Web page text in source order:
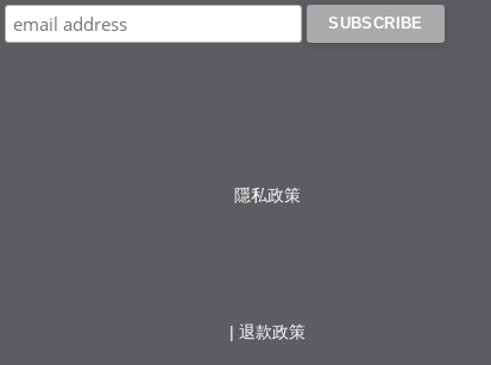
隱私政策
                  |
退款政策